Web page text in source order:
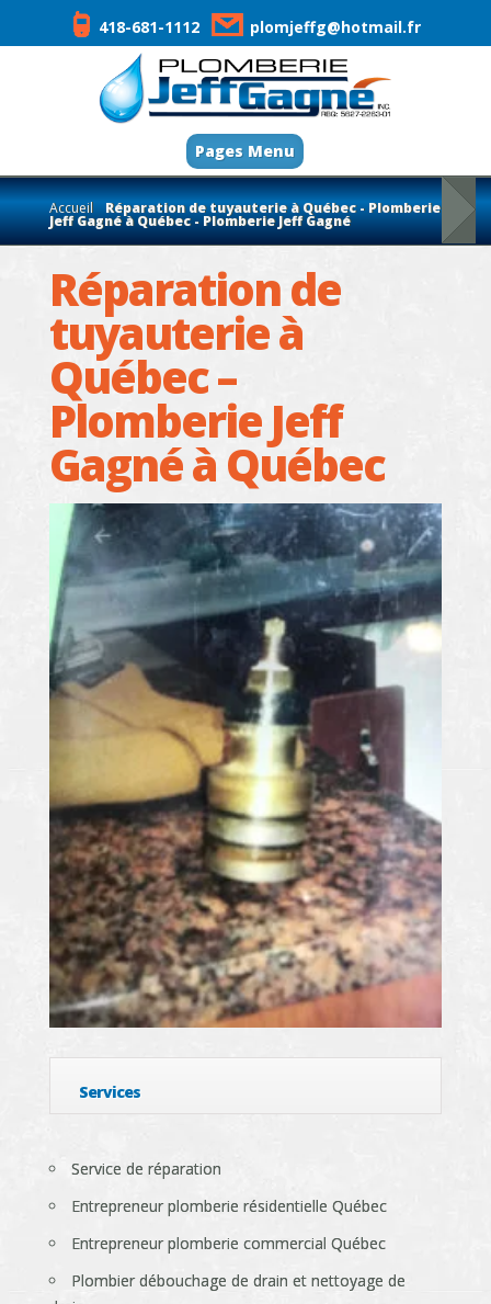
418-681-1112 plomjeffg@hotmail.fr
Pages Menu
Accueil Réparation de tuyauterie à Québec - Plomberie
Jeff Gagné à Québec - Plomberie Jeff Gagné
Réparation de
tuyauterie à
Québec –
Plomberie Jeff
Gagné à Québec
Services
Service de réparation
Entrepreneur plomberie résidentielle Québec
Entrepreneur plomberie commercial Québec
Plombier débouchage de drain et nettoyage de